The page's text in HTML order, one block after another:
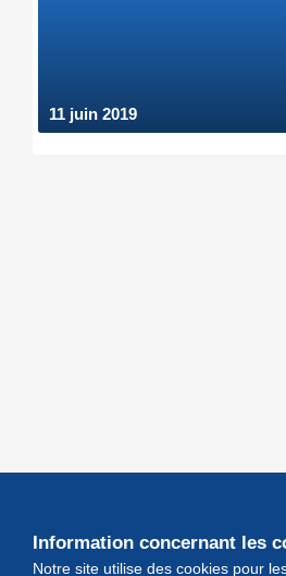
11 juin 2019
Information concernant les
Notre site utilise des cookies pour